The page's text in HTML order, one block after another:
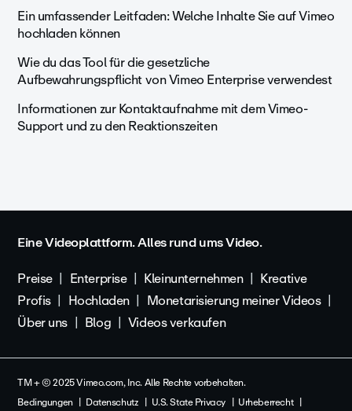
Ein umfassender Leitfaden: Welche Inhalte Sie auf Vimeo
hochladen können
Wie du das Tool für die gesetzliche
Aufbewahrungspflicht von Vimeo Enterprise verwendest
Informationen zur Kontaktaufnahme mit dem Vimeo-
Support und zu den Reaktionszeiten
Eine Videoplattform. Alles rund ums Video.
Preise
Enterprise Kleinunternehmen
Kreative
Profis
Hochladen
Monetarisierung meiner Videos
Über uns
Blog Videos verkaufen
TM + © 2025 Vimeo.com, Inc. Alle Rechte vorbehalten.
Bedingungen
Datenschutz U.S. State Privacy Urheberrecht